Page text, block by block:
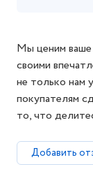
Мы ценим ваше
своими
не только нам
покупателям
то, что
Добавить